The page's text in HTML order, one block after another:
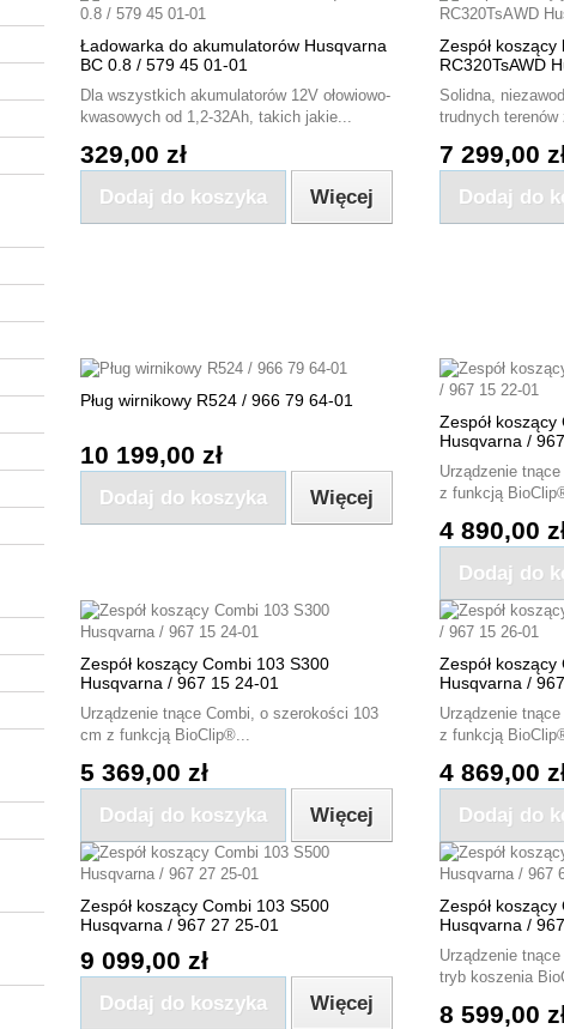
Ładowarka do akumulatorów Husqvarna
BC 0.8 / 579 45 01-01
Dla wszystkich akumulatorów 12V ołowiowo-
kwasowych od 1,2-32Ah, takich jakie...
329,00 zł
Dodaj do koszyka Więcej
Zespół
RC320TsAWD
Solidna,
trudnych
7 299,00
Dodaj do
Pług wirnikowy R524 / 966 79 64-01
10 199,00 zł
Dodaj do koszyka Więcej
Zespół
Husqvarna /
Urządzenie
z funkcją
4 890,00
Dodaj do
Zespół koszący Combi 103 S300
Husqvarna / 967 15 24-01
Urządzenie tnące Combi, o szerokości 103
cm z funkcją BioClip®...
5 369,00 zł
Dodaj do koszyka Więcej
Zespół
Husqvarna /
Urządzenie
z funkcją
4 869,00
Dodaj do
Zespół koszący Combi 103 S500
Husqvarna / 967 27 25-01
9 099,00 zł
Dodaj do koszyka Więcej
Zespół
Husqvarna /
Urządzenie
tryb koszenia
8 599,00